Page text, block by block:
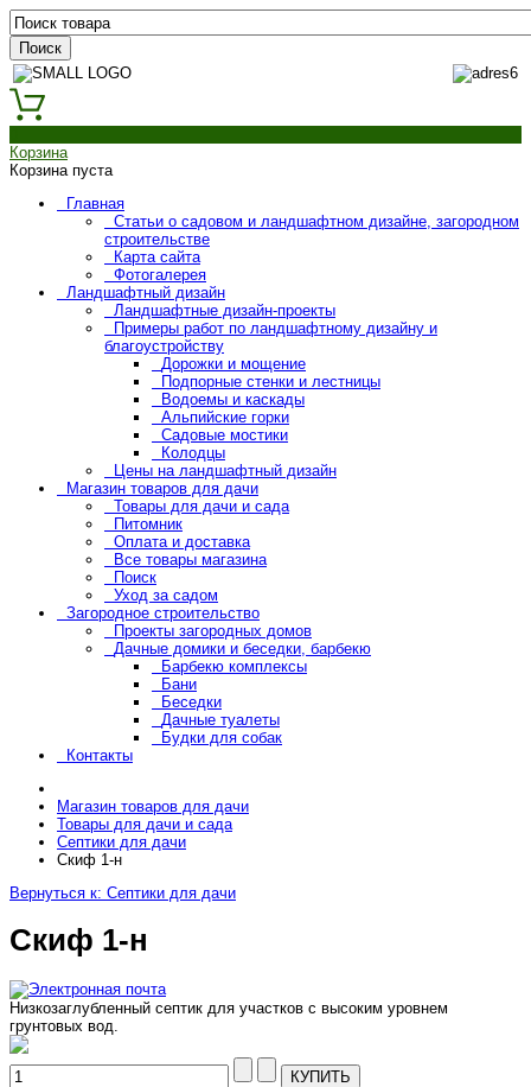
Корзина
Корзина пуста
Главная
Статьи о садовом и ландшафтном дизайне, загородном
строительстве
Карта сайта
Фотогалерея
Ландшафтный дизайн
Ландшафтные дизайн-проекты
Примеры работ по ландшафтному дизайну и
благоустройству
Дорожки и мощение
Подпорные стенки и лестницы
Водоемы и каскады
Альпийские горки
Садовые мостики
Колодцы
Цены на ландшафтный дизайн
Магазин товаров для дачи
Товары для дачи и сада
Питомник
Оплата и доставка
Все товары магазина
Поиск
Уход за садом
Загородное строительство
Проекты загородных домов
Дачные домики и беседки, барбекю
Барбекю комплексы
Бани
Беседки
Дачные туалеты
Будки для собак
Контакты
Магазин товаров для дачи
Товары для дачи и сада
Септики для дачи
Скиф 1-н
Вернуться к: Септики для дачи
Скиф 1-н
Низкозаглубленный септик для участков с высоким уровнем
грунтовых вод.